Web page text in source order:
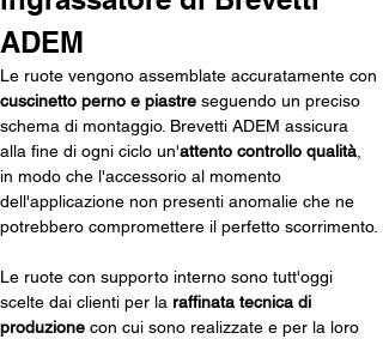
ADEM
Le ruote vengono assemblate accuratamente con
cuscinetto perno e piastre seguendo un preciso
schema di montaggio. Brevetti ADEM assicura
alla fine di ogni ciclo un'attento controllo qualità
in modo che l'accessorio al momento
dell'applicazione non presenti anomalie che ne
potrebbero compromettere il perfetto scorrimento.
Le ruote con supporto interno sono tutt'oggi
scelte dai clienti per la raffinata tecnica di
produzione con cui sono realizzate e per la loro